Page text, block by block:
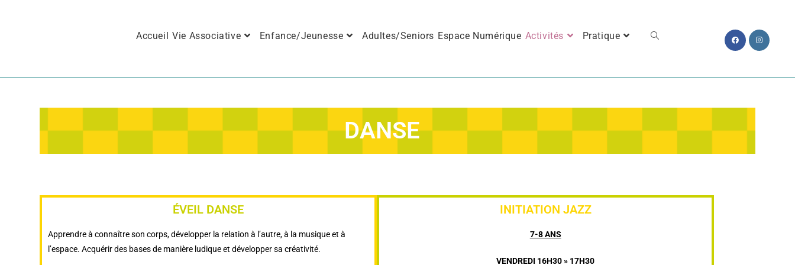
Accueil Vie Associative Enfance/Jeunesse Adultes/Seniors Espace Numérique Activités Pratique
DANSE
ÉVEIL DANSE
Apprendre à connaître son corps, développer la relation à l’autre, à la musique et à
l’espace. Acquérir des bases de manière ludique et développer sa créativité.
INITIATION JAZZ
7-8 ANS
VENDREDI 16H30 » 17H30